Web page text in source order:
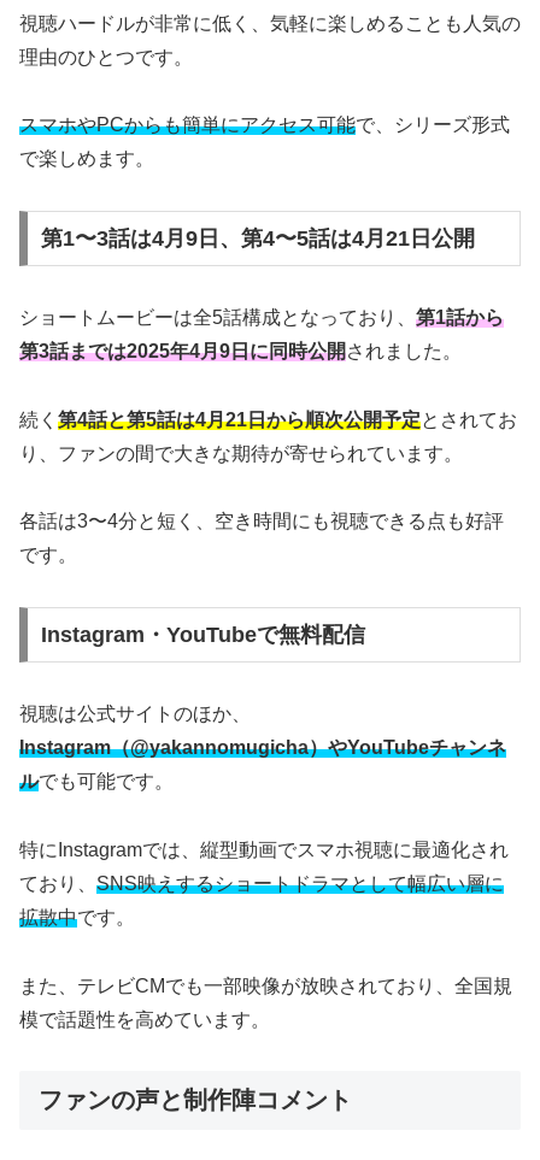
視聴ハードルが非常に低く、気軽に楽しめることも人気の
理由のひとつです。
スマホやPCからも簡単にアクセス可能で、シリーズ形式
で楽しめます。
第1〜3話は4月9日、第4〜5話は4月21日公開
ショートムービーは全5話構成となっており、 第1話から
第3話までは2025年4月9日に同時公開されました。
続く 第4話と第5話は4月21日から順次公開予定とされてお
り、ファンの間で大きな期待が寄せられています。
各話は3〜4分と短く、空き時間にも視聴できる点も好評
です。
Instagram・YouTubeで無料配信
視聴は公式サイトのほか、
Instagram（@yakannomugicha）やYouTubeチャンネ
ルでも可能です。
特にInstagramでは、縦型動画でスマホ視聴に最適化され
ており、 SNS映えするショートドラマとして幅広い層に
拡散中です。
また、テレビCMでも一部映像が放映されており、全国規
模で話題性を高めています。
ファンの声と制作陣コメント